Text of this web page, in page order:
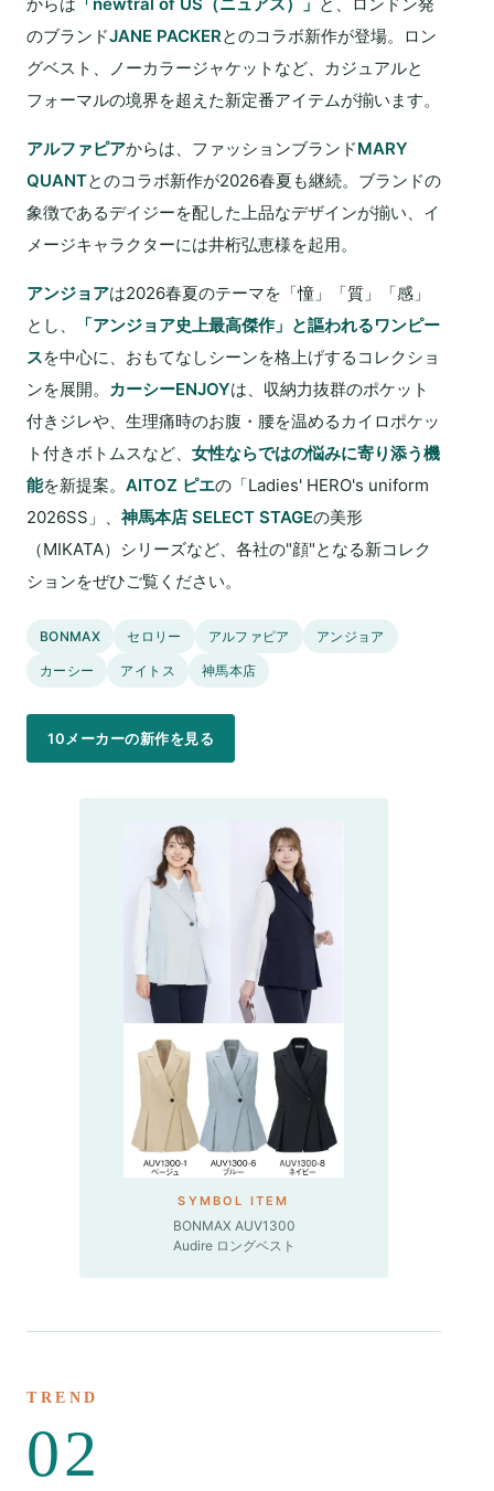
のブランドJANE PACKERとのコラボ新作が登場。ロン
グベスト、ノーカラージャケットなど、カジュアルと
フォーマルの境界を超えた新定番アイテムが揃います。
アルファピアからは、ファッションブランドMARY
QUANTとのコラボ新作が2026春夏も継続。ブランドの
象徴であるデイジーを配した上品なデザインが揃い、イ
メージキャラクターには井桁弘恵様を起用。
アンジョアは2026春夏のテーマを「憧」「質」「感」
とし、
「アンジョア史上最高傑作」と謳われるワンピー
スを中心に、おもてなしシーンを格上げするコレクショ
ンを展開。
カーシーENJOYは、収納力抜群のポケット
付きジレや、生理痛時のお腹・腰を温めるカイロポケッ
ト付きボトムスなど、 女性ならではの悩みに寄り添う機
能を新提案。 AITOZ ピエの「Ladies' HERO's uniform
2026SS」、 神馬本店 SELECT STAGEの美形
（MIKATA）シリーズなど、各社の"顔"となる新コレク
ションをぜひご覧ください。
BONMAX セロリー アルファピア アンジョア
カーシー アイトス 神馬本店
10メーカーの新作を見る
SYMBOL ITEM
BONMAX AUV1300
Audire ロングベスト
TREND
02